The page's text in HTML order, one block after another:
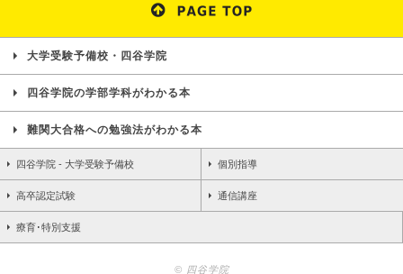
大学受験予備校・四谷学院
四谷学院の学部学科がわかる本
難関大合格への勉強法がわかる本
四谷学院 - 大学受験予備校 個別指導
高卒認定試験 通信講座
療育･特別支援
© 四谷学院